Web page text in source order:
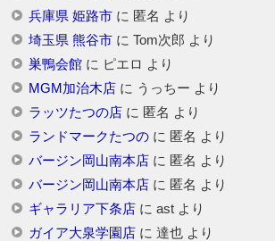
兵庫県 姫路市に 匿名 より
埼玉県 熊谷市に Tom次郎 より
巣鴨会館に ピエロ より
MGM加治木店に うっちー より
ラッツたつの店に 匿名 より
ランドマークたつのに 匿名 より
バージン岡山南本店に 匿名 より
バージン岡山南本店に 匿名 より
ギャラリア下条店に astより
ガイア大泉学園店に 達也より